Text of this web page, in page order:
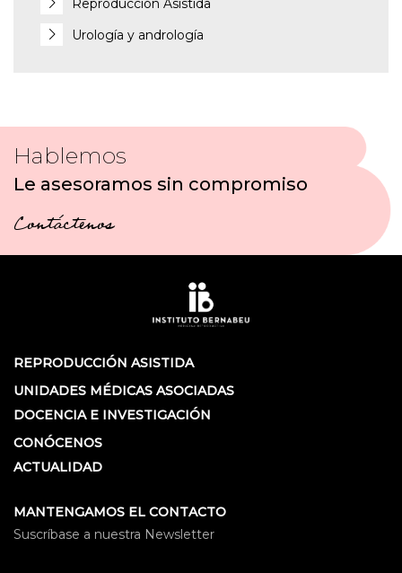
Reproducción Asistida
Urología y andrología
Hablemos
Le asesoramos sin compromiso
Contáctenos
REPRODUCCIÓN ASISTIDA
UNIDADES MÉDICAS ASOCIADAS
DOCENCIA E INVESTIGACIÓN
CONÓCENOS
ACTUALIDAD
MANTENGAMOS EL CONTACTO
Suscríbase a nuestra Newsletter